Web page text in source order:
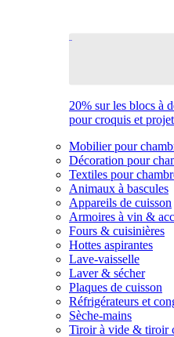
20% sur les blocs à
pour croquis et
Mobilier pour
Décoration pour
Textiles pour
Animaux à bascules
Appareils de cuisson
Armoires à vin &
Fours & cuisinières
Hottes aspirantes
Lave-vaisselle
Laver & sécher
Plaques de cuisson
Réfrigérateurs et
Sèche-mains
Tiroir à vide & tiroir